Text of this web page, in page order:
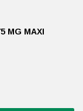
MG MAXI